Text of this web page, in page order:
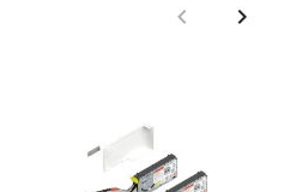
Poprzedni
keyboard_arrow_left keyboard_arrow_right